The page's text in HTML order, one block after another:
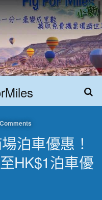
泊車優惠！
HK$1泊車優